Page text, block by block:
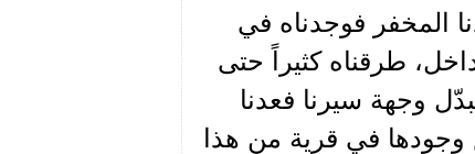
المخفر فوجدناه في
طرقناه كثيراً حتى
وجهة سيرنا فعدنا
وجودها في قرية من هذا